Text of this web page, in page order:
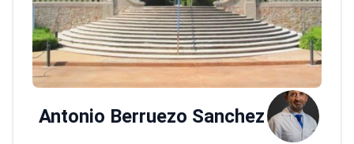
Antonio Berruezo Sanchez